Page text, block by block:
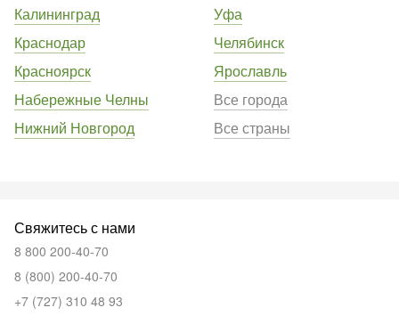
Калининград
Краснодар
Красноярск
Набережные Челны
Нижний Новгород
Уфа
Челябинск
Ярославль
Все города
Все страны
Свяжитесь с нами
8 800 200-40-70
8 (800) 200-40-70
+7 (727) 310 48 93